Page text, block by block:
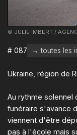
Ukraine, région de
Au rythme solennel
funéraire s'avance
viennent d'être
pas à l'école mais
© JULIE IMBERT /
# 087 → toutes les